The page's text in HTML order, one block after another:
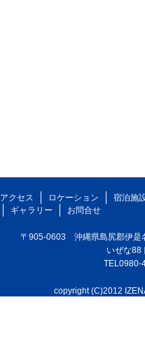
アクセス ロケーション
宿泊施
ギャラリー お問合せ
〒905-0603 沖縄県島尻郡伊是
いぜな88
TEL0980-
copyright (C)2012